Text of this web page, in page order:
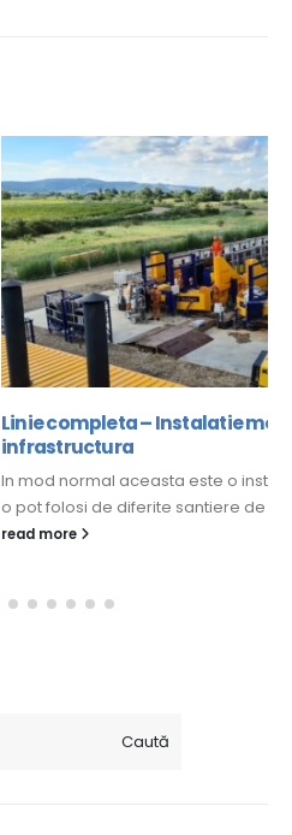
mobila pentru proiecte de
instalatie mobila pe care clientii
de constructiei, chiar...
Caută